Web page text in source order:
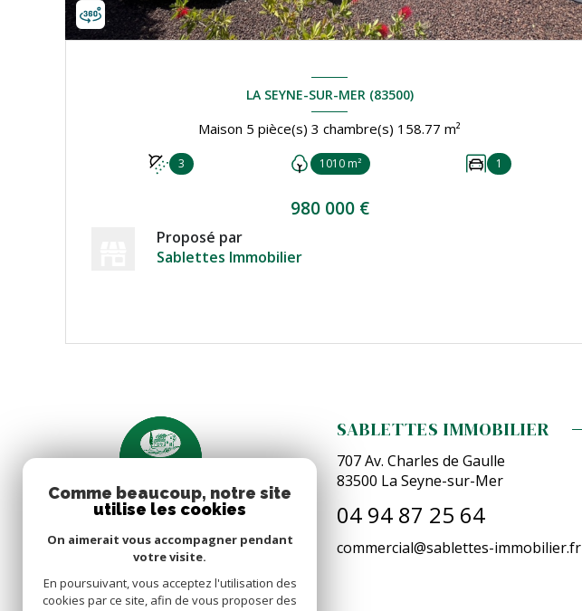
LA SEYNE-SUR-MER (83500)
Maison 5 pièce(s) 3 chambre(s) 158.77 m²
3 1010 m² 1
980 000 €
Proposé par
Sablettes Immobilier
SABLETTES IMMOBILIER
707 Av. Charles de Gaulle
83500 La Seyne-sur-Mer
04 94 87 25 64
commercial@sablettes-immobilier.fr
Comme beaucoup, notre site
utilise les cookies
On aimerait vous accompagner pendant
votre visite.
En poursuivant, vous acceptez l'utilisation des
cookies par ce site, afin de vous proposer des